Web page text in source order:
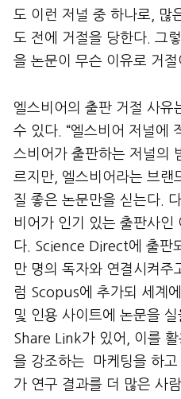
도 이런 저널 중 하나로, 많
도 전에 거절을 당한다. 그
을 논문이 무슨 이유로 거절
엘스비어의 출판 거절 사유
수 있다. “엘스비어 저널에
스비어가 출판하는 저널의
르지만, 엘스비어라는 브랜
질 좋은 논문만을 싣는다.
비어가 인기 있는 출판사인
다. Science Direct에 출판
만 명의 독자와 연결시켜주
럼 Scopus에 추가되 세계
및 인용 사이트에 논문을
Share Link가 있어, 이를
을 강조하는 마케팅을 하
가 연구 결과를 더 많은 사